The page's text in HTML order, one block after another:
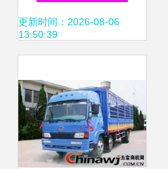
程，驱动货运代理
更新时间：2026-08-06
13:50:39